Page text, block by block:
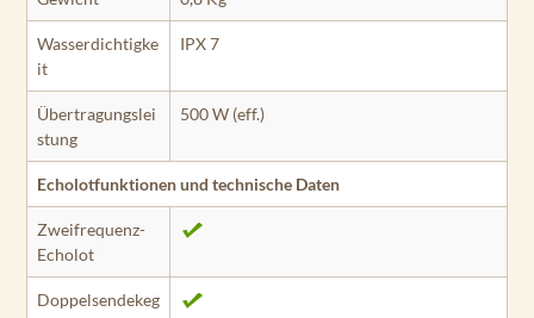
Wasserdichtigke
it
IPX 7
Übertragungslei
stung
500 W (eff.)
Echolotfunktionen und technische Daten
Zweifrequenz-
Echolot
Doppelsendekeg